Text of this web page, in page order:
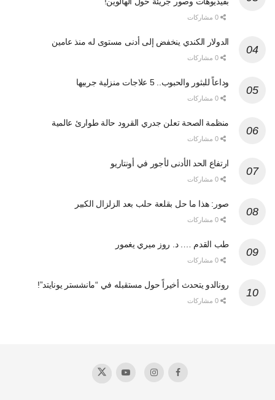
الدولار الكندي ينخفض إلى أدنى مستوى له منذ عامين
وداعاً للبثور والحبوب.. 5 علاجات منزلية جربيها
منظمة الصحة تعلن جدري القرود حالة طوارئ عالمية
ارتفاع الحد الأدنى لأجور في أونتاريو
صور: هذا ما حل بقلعة حلب بعد الزلزال الكبير
طب القدم …. د. روز ميري يغمور
رونالدو يتحدث أخيراً حول مستقبله في “مانشستر يونايتد”!